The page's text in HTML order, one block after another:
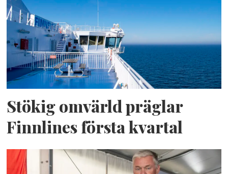
Stökig omvärld präglar
Finnlines första kvartal